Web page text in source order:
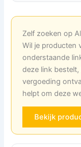
Zelf zoeken op
Wil je producten
onderstaande
deze link
vergoeding
helpt om deze
Bekijk